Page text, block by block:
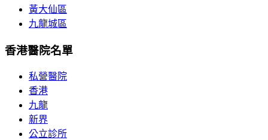
黃大仙區
九龍城區
香港醫院名單
私營醫院
香港
九龍
新界
公立診所